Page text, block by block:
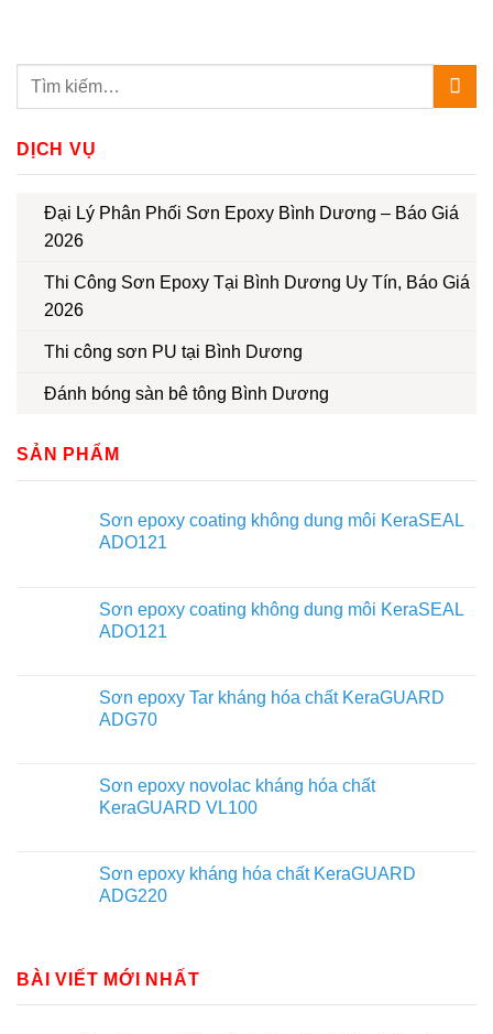
DỊCH VỤ
Đại Lý Phân Phối Sơn Epoxy Bình Dương – Báo Giá
2026
Thi Công Sơn Epoxy Tại Bình Dương Uy Tín, Báo Giá
2026
Thi công sơn PU tại Bình Dương
Đánh bóng sàn bê tông Bình Dương
SẢN PHẨM
Sơn epoxy coating không dung môi KeraSEAL
ADO121
Sơn epoxy coating không dung môi KeraSEAL
ADO121
Sơn epoxy Tar kháng hóa chất KeraGUARD
ADG70
Sơn epoxy novolac kháng hóa chất
KeraGUARD VL100
Sơn epoxy kháng hóa chất KeraGUARD
ADG220
BÀI VIẾT MỚI NHẤT